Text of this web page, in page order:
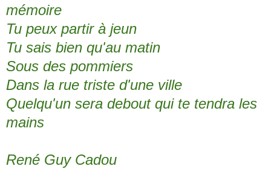
mémoire
Tu peux partir à jeun
Tu sais bien qu'au matin
Sous des pommiers
Dans la rue triste d'une ville
Quelqu'un sera debout qui te tendra les
mains
René Guy Cadou